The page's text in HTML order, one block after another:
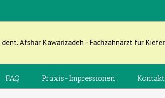
FAQ Praxis-Impressionen Kontakt